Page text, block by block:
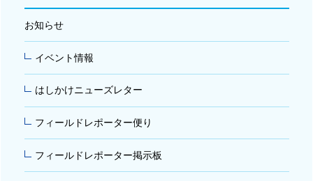
お知らせ
イベント情報
はしかけニューズレター
フィールドレポーター便り
フィールドレポーター掲示板